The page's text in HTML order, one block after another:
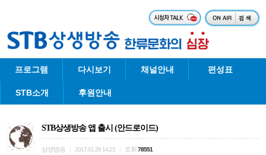
프로그램 다시보기 채널안내 편성표
STB소개 후원안내
STB상생방송 앱 출시 (안드로이드)
상생방송 2017.01.26 14:23 조회 78551